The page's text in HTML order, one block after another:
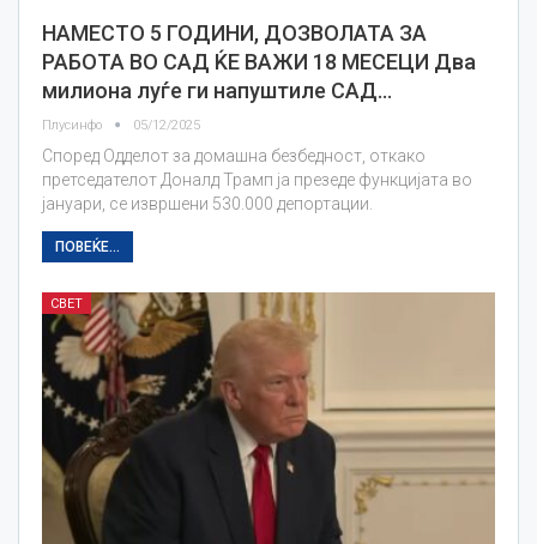
НАМЕСТО 5 ГОДИНИ, ДОЗВОЛАТА ЗА
РАБОТА ВО САД ЌЕ ВАЖИ 18 МЕСЕЦИ Два
милиона луѓе ги напуштиле САД…
Плусинфо 05/12/2025
Според Одделот за домашна безбедност, откако
претседателот Доналд Трамп ја презеде функцијата во
јануари, се извршени 530.000 депортации.
ПОВЕЌЕ...
СВЕТ